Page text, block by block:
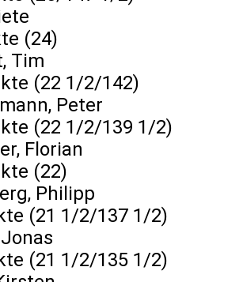
Fiete
(24)
Tim
(22 1/2/142)
Peter
(22 1/2/139 1/2)
Florian
(22)
Philipp
(21 1/2/137 1/2)
Jonas
(21 1/2/135 1/2)